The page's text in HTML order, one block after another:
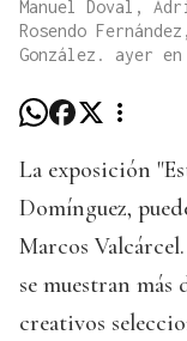
Manuel Doval,
Rosendo
González. ayer
La exposición
Domínguez,
Marcos
se muestran
creativos